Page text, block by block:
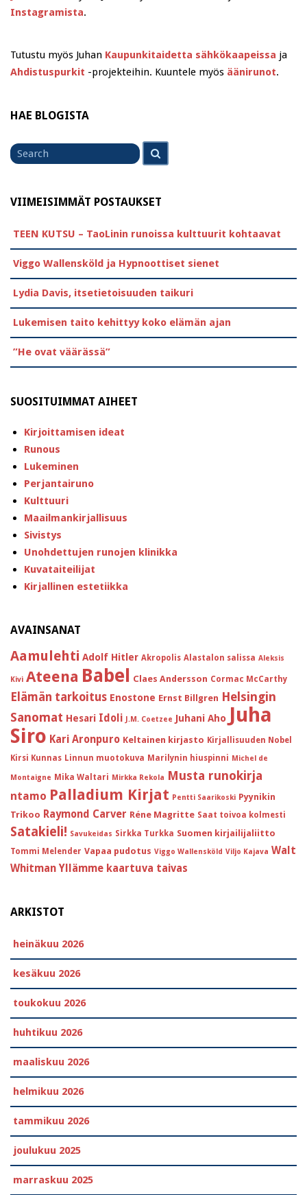
Instagramista.
Tutustu myös Juhan Kaupunkitaidetta sähkökaapeissa ja
Ahdistuspurkit -projekteihin. Kuuntele myös äänirunot.
HAE BLOGISTA
Search
for
VIIMEISIMMÄT POSTAUKSET
TEEN KUTSU – TaoLinin runoissa kulttuurit kohtaavat
Viggo Wallensköld ja Hypnoottiset sienet
Lydia Davis, itsetietoisuuden taikuri
Lukemisen taito kehittyy koko elämän ajan
”He ovat väärässä”
SUOSITUIMMAT AIHEET
Kirjoittamisen ideat
Runous
Lukeminen
Perjantairuno
Kulttuuri
Maailmankirjallisuus
Sivistys
Unohdettujen runojen klinikka
Kuvataiteilijat
Kirjallinen estetiikka
AVAINSANAT
Aamulehti Adolf Hitler Akropolis Alastalon salissa Aleksis
Kivi Ateena Babel Claes Andersson Cormac McCarthy
Elämän tarkoitus Enostone Ernst Billgren Helsingin
Sanomat Hesari Idoli J.M. Coetzee Juhani Aho Juha
Siro Kari Aronpuro Keltainen kirjasto Kirjallisuuden Nobel
Kirsi Kunnas Linnun muotokuva Marilynin hiuspinni Michel de
Montaigne Mika Waltari Mirkka Rekola Musta runokirja
ntamo Palladium Kirjat Pentti Saarikoski Pyynikin
Trikoo Raymond Carver Réne Magritte Saat toivoa kolmesti
Satakieli! Savukeidas Sirkka Turkka Suomen kirjailijaliitto
Tommi Melender Vapaa pudotus Viggo Wallensköld Viljo Kajava Walt
Whitman Yllämme kaartuva taivas
ARKISTOT
heinäkuu 2026
kesäkuu 2026
toukokuu 2026
huhtikuu 2026
maaliskuu 2026
helmikuu 2026
tammikuu 2026
joulukuu 2025
marraskuu 2025